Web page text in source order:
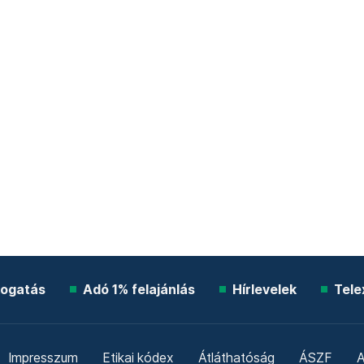
Adó 1% felajánlás Hírlevelek
Impresszum Etikai kódex Átláthatóság ÁSZF